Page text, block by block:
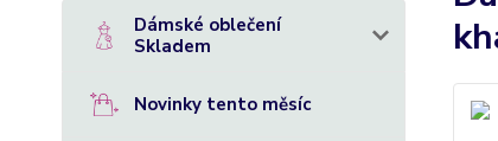
Dámské oblečení
Skladem
Novinky tento měsíc